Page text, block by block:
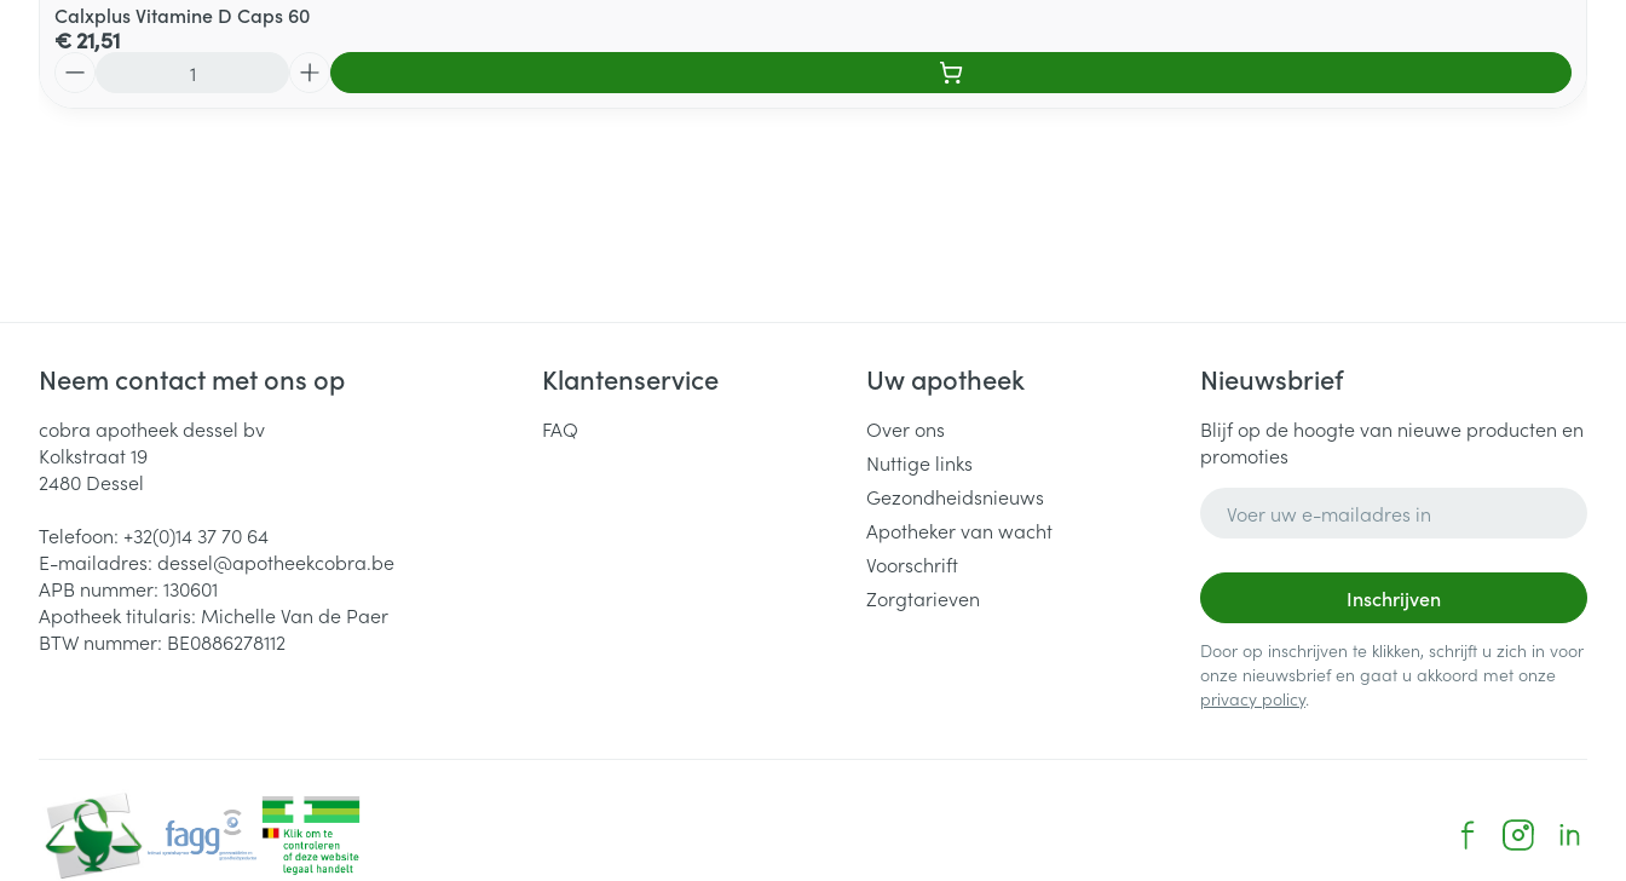
Calxplus Vitamine D Caps 60
€ 21,51
Neem contact met ons op
cobra apotheek dessel bv
Kolkstraat 19
2480 Dessel
Telefoon: +32(0)14 37 70 64
E-mailadres: dessel@apotheekcobra.be
APB nummer: 130601
Apotheek titularis: Michelle Van de Paer
BTW nummer: BE0886278112
Klantenservice
FAQ
Uw apotheek
Over ons
Nuttige links
Gezondheidsnieuws
Apotheker van wacht
Voorschrift
Zorgtarieven
Nieuwsbrief
Blijf op de hoogte van nieuwe producten en
promoties
Inschrijven
Door op inschrijven te klikken, schrijft u zich in voor
onze nieuwsbrief en gaat u akkoord met onze
privacy policy.